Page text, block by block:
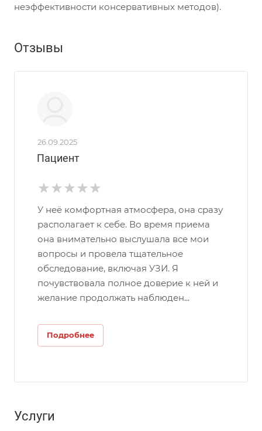
неэффективности консервативных методов).
Отзывы
26.09.2025
Пациент
У неё комфортная атмосфера, она сразу
располагает к себе. Во время приема
она внимательно выслушала все мои
вопросы и провела тщательное
обследование, включая УЗИ. Я
почувствовала полное доверие к ней и
желание продолжать наблюден...
Подробнее
Услуги